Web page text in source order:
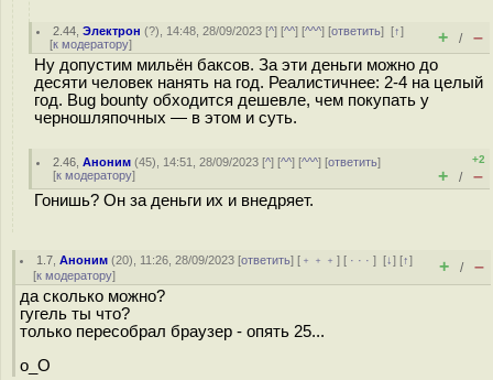
2.44 ,Электрон (?), 14:48, 28/09/2023 [^] [^^] [^^^] [ответить][↑]
[к модератору] + / –
Ну допустим мильён баксов. За эти деньги можно до
десяти человек нанять на год. Реалистичнее: 2-4 на целый
год. Bug bounty обходится дешевле, чем покупать у
черношляпочных — в этом и суть.
2.46 ,Аноним (45), 14:51, 28/09/2023 [^] [^^] [^^^] [ответить]
[к модератору]
+2
+ / –
Гонишь? Он за деньги их и внедряет.
1.7 ,Аноним (20), 11:26, 28/09/2023 [ответить] [ ﹢﹢﹢] [ · · ·][↓] [↑]
[к модератору] + / –
да сколько можно?
гугель ты что?
только пересобрал браузер - опять 25...
о_О